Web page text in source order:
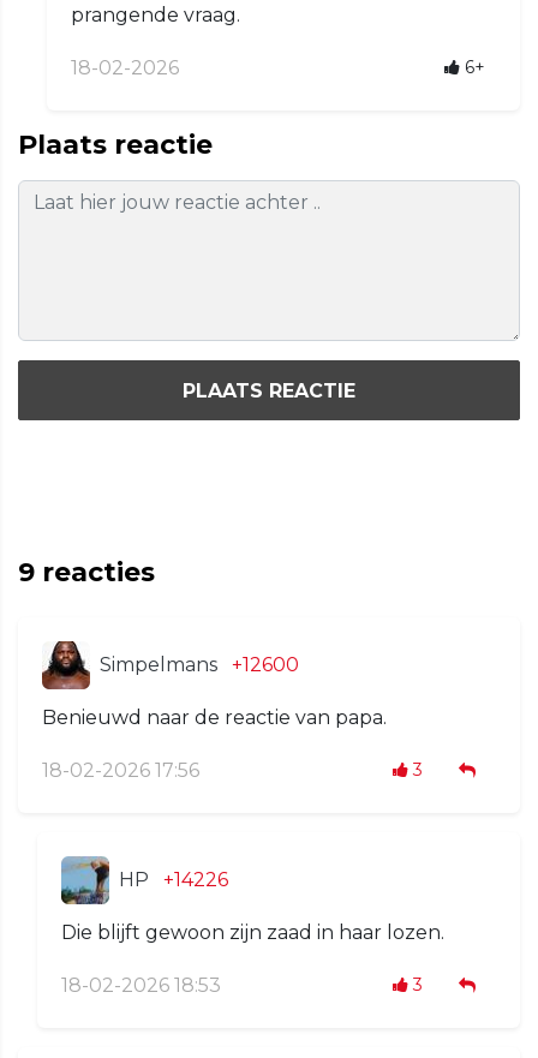
prangende vraag.
18-02-2026 6+
Plaats reactie
PLAATS REACTIE
9 reacties
Simpelmans +12600
Benieuwd naar de reactie van papa.
18-02-2026 17:56 3
HP +14226
Die blijft gewoon zijn zaad in haar lozen.
18-02-2026 18:53 3